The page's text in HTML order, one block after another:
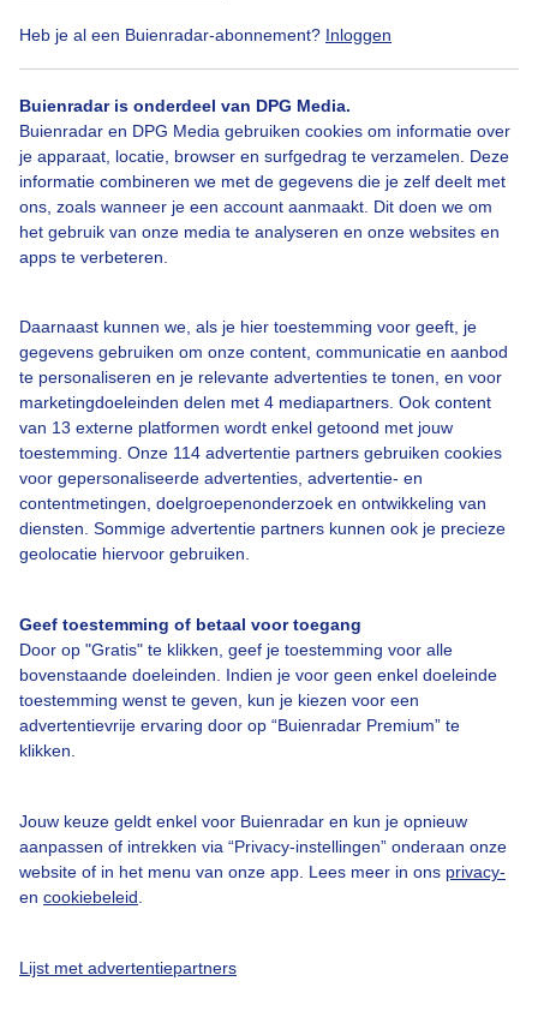
Heb je al een Buienradar-abonnement? Inloggen
Buienradar is onderdeel van DPG Media.
Buienradar en DPG Media gebruiken cookies om informatie over
je apparaat, locatie, browser en surfgedrag te verzamelen. Deze
informatie combineren we met de gegevens die je zelf deelt met
ons, zoals wanneer je een account aanmaakt. Dit doen we om
het gebruik van onze media te analyseren en onze websites en
apps te verbeteren.
Daarnaast kunnen we, als je hier toestemming voor geeft, je
gegevens gebruiken om onze content, communicatie en aanbod
te personaliseren en je relevante advertenties te tonen, en voor
marketingdoeleinden delen met 4 mediapartners. Ook content
van 13 externe platformen wordt enkel getoond met jouw
toestemming. Onze 114 advertentie partners gebruiken cookies
voor gepersonaliseerde advertenties, advertentie- en
contentmetingen, doelgroepenonderzoek en ontwikkeling van
diensten. Sommige advertentie partners kunnen ook je precieze
geolocatie hiervoor gebruiken.
Geef toestemming of betaal voor toegang
Door op "Gratis" te klikken, geef je toestemming voor alle
bovenstaande doeleinden. Indien je voor geen enkel doeleinde
toestemming wenst te geven, kun je kiezen voor een
advertentievrije ervaring door op “Buienradar Premium” te
klikken.
Jouw keuze geldt enkel voor Buienradar en kun je opnieuw
aanpassen of intrekken via “Privacy-instellingen” onderaan onze
website of in het menu van onze app. Lees meer in ons privacy-
en cookiebeleid
Lijst met advertentiepartners
Bekijk slideshow
Een moment geduld aub...
Over Buienradar
Veelgestelde vragen
Contact
Toegankelijkheid
Buienradar Team
Privacy beleid
Privacy instellingen